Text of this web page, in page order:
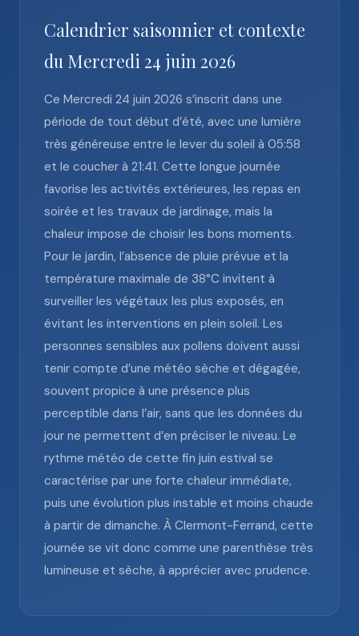
Calendrier saisonnier et contexte
du Mercredi 24 juin 2026
Ce Mercredi 24 juin 2026 s’inscrit dans une
période de tout début d’été, avec une lumière
très généreuse entre le lever du soleil à 05:58
et le coucher à 21:41. Cette longue journée
favorise les activités extérieures, les repas en
soirée et les travaux de jardinage, mais la
chaleur impose de choisir les bons moments.
Pour le jardin, l’absence de pluie prévue et la
température maximale de 38°C invitent à
surveiller les végétaux les plus exposés, en
évitant les interventions en plein soleil. Les
personnes sensibles aux pollens doivent aussi
tenir compte d’une météo sèche et dégagée,
souvent propice à une présence plus
perceptible dans l’air, sans que les données du
jour ne permettent d’en préciser le niveau. Le
rythme météo de cette fin juin estival se
caractérise par une forte chaleur immédiate,
puis une évolution plus instable et moins chaude
à partir de dimanche. À Clermont-Ferrand, cette
journée se vit donc comme une parenthèse très
lumineuse et sèche, à apprécier avec prudence.